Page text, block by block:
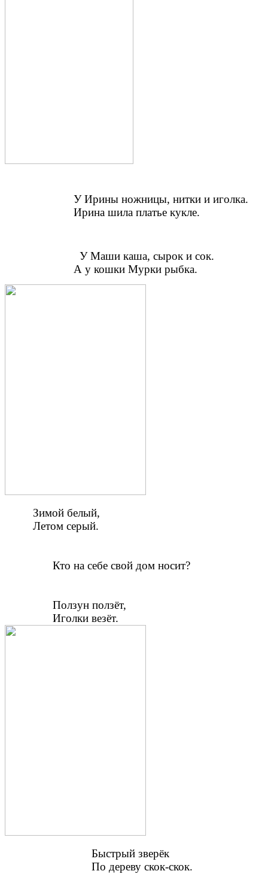
У Ирины ножницы, нитки и иголка.
Ирина шила платье кукле.
У Маши каша, сырок и сок.
А у кошки Мурки рыбка.
Зимой белый,
Летом серый.
Кто на себе свой дом носит?
Ползун ползёт,
Иголки везёт.
Быстрый зверёк
По дереву скок-скок.